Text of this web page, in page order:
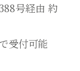
号経由 約
受付可能